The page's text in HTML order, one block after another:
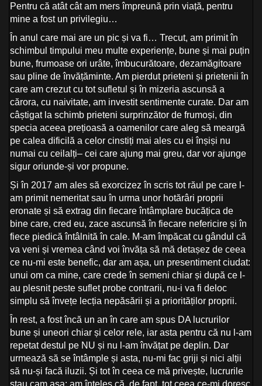
Pentru că atât cât am mers împreună prin viață, pentru
mine a fost un privilegiu…
În anul care mai are un pic și va fi… Trecut, am primit în
schimbul timpului meu multe experiențe, bune și mai puțin
bune, frumoase ori urâte, îmbucurătoare, dezamăgitoare
sau pline de învățăminte. Am pierdut prieteni și prietenii în
care am crezut cu tot sufletul și în mizeria ascunsă a
cărora, cu naivitate, am investit sentimente curate. Dar am
câștigat la schimb prieteni surprinzător de frumoși, din
specia aceea prețioasă a oamenilor care aleg să meargă
pe calea dificilă a celor cinstiți mai ales cu ei înșiși nu
numai cu ceilalți– cei care ajung mai greu, dar vor ajunge
sigur oriunde-și vor propune.
Și în 2017 am ales să exorcizez în scris tot răul pe care l-
am primit nemeritat sau în urma unor hotărâri proprii
eronate și să extrag din fiecare întâmplare bucățica de
bine care, cred eu, zace ascunsă în fiecare nefericire și în
fiece piedică întâlnită în cale. M-am împăcat cu gândul că
va veni și vremea când voi învăța să mă detașez de ceea
ce nu-mi este benefic, dar am așa, un presentiment ciudat:
unui om ca mine, care crede în semeni chiar și după ce l-
au plesnit peste suflet probe contrarii, nu-i va fi deloc
simplu să învețe lecția nepăsării și a priorităților proprii.
În rest, a fost încă un an în care am spus DA lucrurilor
bune și uneori chiar și celor rele, iar asta pentru că nu l-am
repetat destul pe NU și nu l-am învățat pe deplin. Dar
urmează să se întâmple și asta, nu-mi fac griji și nici alții
să nu-și facă iluzii. Și tot în ceea ce mă privește, lucrurile
stau cam așa: am înțeles că, de fapt, tot ceea ce-mi doresc